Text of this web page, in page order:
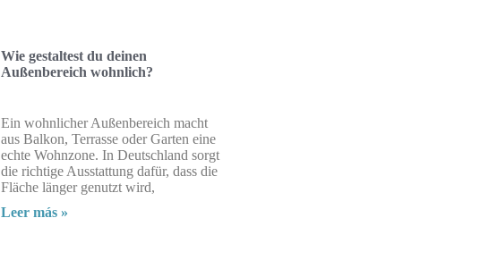
Wie gestaltest du deinen
Außenbereich wohnlich?
Ein wohnlicher Außenbereich macht
aus Balkon, Terrasse oder Garten eine
echte Wohnzone. In Deutschland sorgt
die richtige Ausstattung dafür, dass die
Fläche länger genutzt wird,
Leer más »